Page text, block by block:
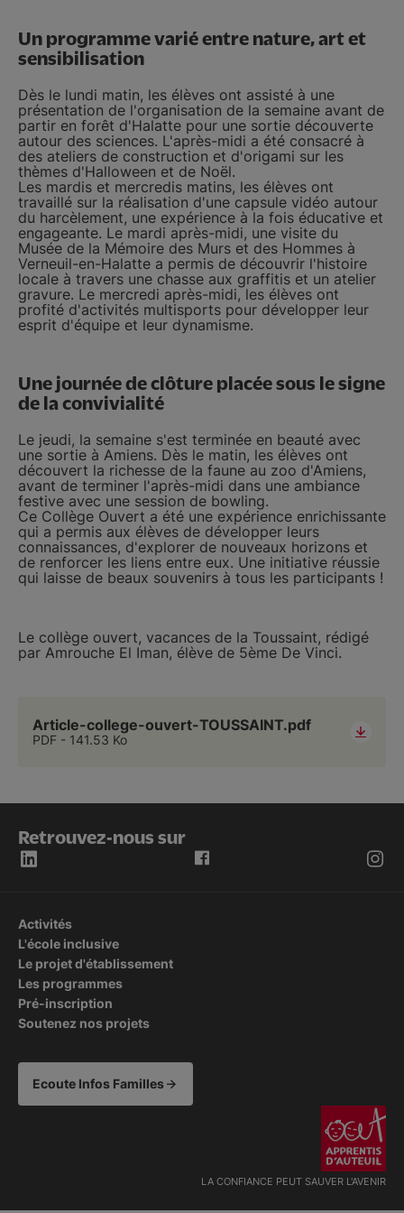
Un programme varié entre nature, art et
sensibilisation
Dès le lundi matin, les élèves ont assisté à une
présentation de l'organisation de la semaine avant de
partir en forêt d'Halatte pour une sortie découverte
autour des sciences. L'après-midi a été consacré à
des ateliers de construction et d'origami sur les
thèmes d'Halloween et de Noël.
Les mardis et mercredis matins, les élèves ont
travaillé sur la réalisation d'une capsule vidéo autour
du harcèlement, une expérience à la fois éducative et
engageante. Le mardi après-midi, une visite du
Musée de la Mémoire des Murs et des Hommes à
Verneuil-en-Halatte a permis de découvrir l'histoire
locale à travers une chasse aux graffitis et un atelier
gravure. Le mercredi après-midi, les élèves ont
profité d'activités multisports pour développer leur
esprit d'équipe et leur dynamisme.
Une journée de clôture placée sous le signe
de la convivialité
Le jeudi, la semaine s'est terminée en beauté avec
une sortie à Amiens. Dès le matin, les élèves ont
découvert la richesse de la faune au zoo d'Amiens,
avant de terminer l'après-midi dans une ambiance
festive avec une session de bowling.
Ce Collège Ouvert a été une expérience enrichissante
qui a permis aux élèves de développer leurs
connaissances, d'explorer de nouveaux horizons et
de renforcer les liens entre eux. Une initiative réussie
qui laisse de beaux souvenirs à tous les participants !
Le collège ouvert, vacances de la Toussaint, rédigé
par Amrouche El Iman, élève de 5ème De Vinci.
Article-college-ouvert-TOUSSAINT.pdf
PDF 141.53 Ko
Retrouvez-nous sur
Activités
L'école inclusive
Le projet d'établissement
Les programmes
Pré-inscription
Soutenez nos projets
Ecoute Infos Familles
LA CONFIANCE PEUT SAUVER L'AVENIR